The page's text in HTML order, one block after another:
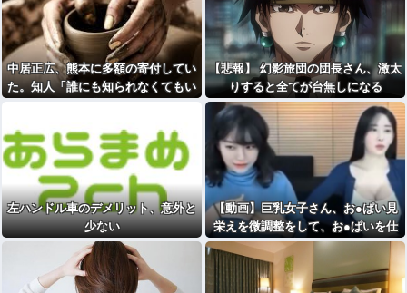
中居正広、熊本に多額の寄付してい
た。知人「誰にも知られなくてもい
【悲報】 幻影旅団の団長さん、激太
りすると全てが台無しになる
左ハンドル車のデメリット、意外と
少ない
【動画】巨乳女子さん、お●ぱい見
栄えを微調整をして、お●ぱいを仕
上げる